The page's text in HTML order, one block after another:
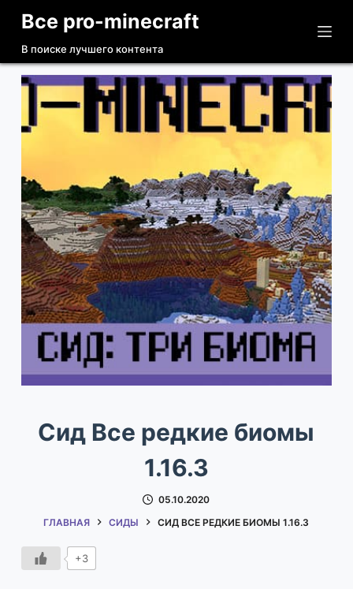
П
р
е
т
с
у
т
и
Все pro-minecraft
В поиске лучшего контента
Сид Все редкие биомы
1.16.3
05.10.2020
ГЛАВНАЯ
СИДЫ СИД ВСЕ РЕДКИЕ БИОМЫ 1.16.3
+3